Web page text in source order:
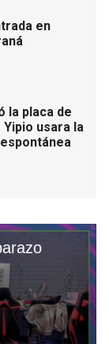
en
la placa de
usara la